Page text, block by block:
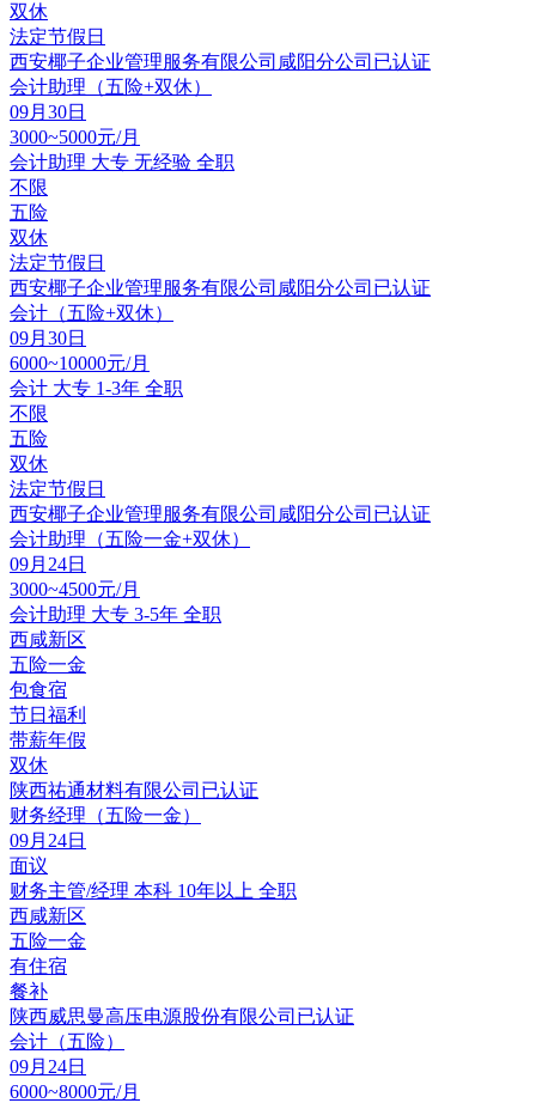
双休
法定节假日
西安椰子企业管理服务有限公司咸阳分公司 已认证
会计助理（五险+双休）
09月30日
3000~5000元/月
会计助理 大专 无经验 全职
不限
五险
双休
法定节假日
西安椰子企业管理服务有限公司咸阳分公司 已认证
会计（五险+双休）
09月30日
6000~10000元/月
会计 大专 1-3年 全职
不限
五险
双休
法定节假日
西安椰子企业管理服务有限公司咸阳分公司 已认证
会计助理（五险一金+双休）
09月24日
3000~4500元/月
会计助理 大专 3-5年 全职
西咸新区
五险一金
包食宿
节日福利
带薪年假
双休
陕西祐通材料有限公司 已认证
财务经理（五险一金）
09月24日
面议
财务主管/经理 本科 10年以上 全职
西咸新区
五险一金
有住宿
餐补
陕西威思曼高压电源股份有限公司 已认证
会计（五险）
09月24日
6000~8000元/月